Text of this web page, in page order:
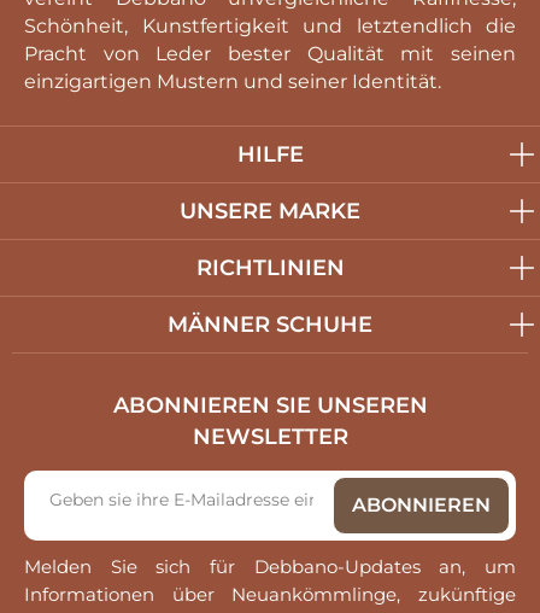
HILFE
UNSERE MARKE
RICHTLINIEN
MÄNNER SCHUHE
Schönheit, Kunstfertigkeit und letztendlich die
Pracht von Leder bester Qualität mit seinen
einzigartigen Mustern und seiner Identität.
ABONNIEREN SIE UNSEREN
NEWSLETTER
Melden Sie sich für Debbano-Updates an, um
Informationen über Neuankömmlinge, zukünftige